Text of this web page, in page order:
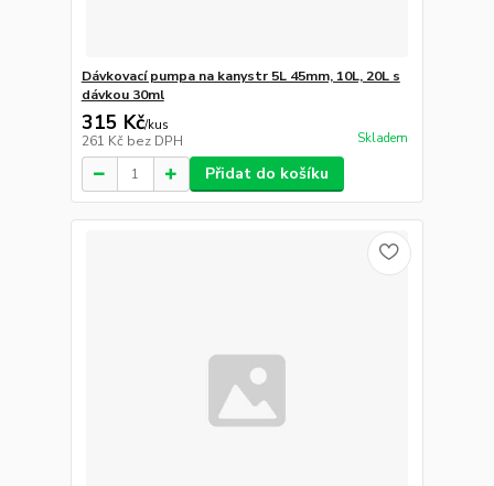
Dávkovací pumpa na kanystr 5L 45mm, 10L, 20L s
dávkou 30ml
315 Kč/kus
261 Kč bez DPH Skladem
Přidat do košíku